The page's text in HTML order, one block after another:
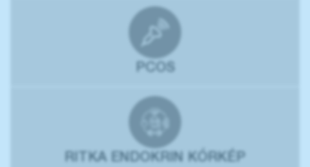
PCOS
RITKA ENDOKRIN KÓRKÉP